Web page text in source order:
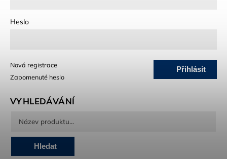
Heslo
Přihlásit
Nová registrace
Zapomenuté heslo
VYHLEDÁVÁNÍ
Hledat